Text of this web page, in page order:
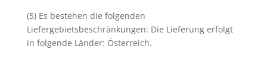
(5) Es bestehen die folgenden
Liefergebietsbeschränkungen: Die Lieferung erfolgt
in folgende Länder: Österreich.